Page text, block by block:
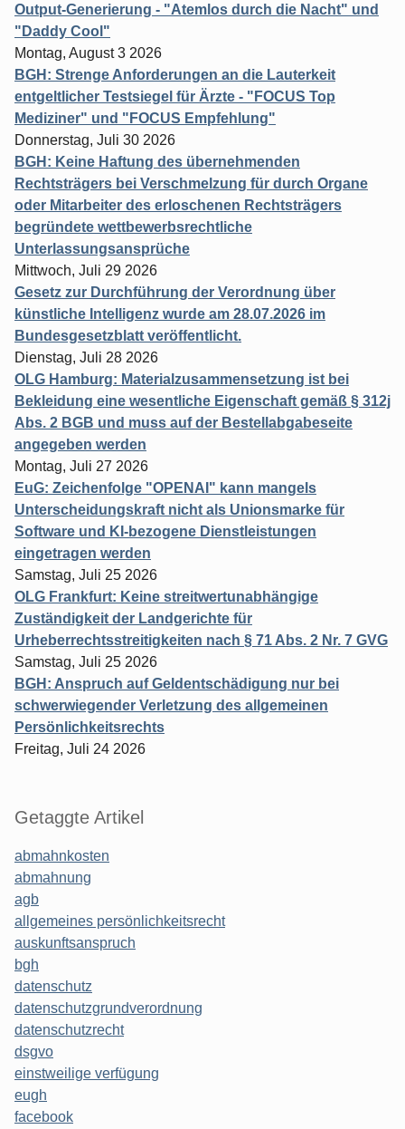
Output-Generierung - "Atemlos durch die Nacht" und
"Daddy Cool"
Montag, August 3 2026
BGH: Strenge Anforderungen an die Lauterkeit
entgeltlicher Testsiegel für Ärzte - "FOCUS Top
Mediziner" und "FOCUS Empfehlung"
Donnerstag, Juli 30 2026
BGH: Keine Haftung des übernehmenden
Rechtsträgers bei Verschmelzung für durch Organe
oder Mitarbeiter des erloschenen Rechtsträgers
begründete wettbewerbsrechtliche
Unterlassungsansprüche
Mittwoch, Juli 29 2026
Gesetz zur Durchführung der Verordnung über
künstliche Intelligenz wurde am 28.07.2026 im
Bundesgesetzblatt veröffentlicht.
Dienstag, Juli 28 2026
OLG Hamburg: Materialzusammensetzung ist bei
Bekleidung eine wesentliche Eigenschaft gemäß § 312j
Abs. 2 BGB und muss auf der Bestellabgabeseite
angegeben werden
Montag, Juli 27 2026
EuG: Zeichenfolge "OPENAI" kann mangels
Unterscheidungskraft nicht als Unionsmarke für
Software und KI-bezogene Dienstleistungen
eingetragen werden
Samstag, Juli 25 2026
OLG Frankfurt: Keine streitwertunabhängige
Zuständigkeit der Landgerichte für
Urheberrechtsstreitigkeiten nach § 71 Abs. 2 Nr. 7 GVG
Samstag, Juli 25 2026
BGH: Anspruch auf Geldentschädigung nur bei
schwerwiegender Verletzung des allgemeinen
Persönlichkeitsrechts
Freitag, Juli 24 2026
Getaggte Artikel
abmahnkosten
abmahnung
agb
allgemeines persönlichkeitsrecht
auskunftsanspruch
bgh
datenschutz
datenschutzgrundverordnung
datenschutzrecht
dsgvo
einstweilige verfügung
eugh
facebook